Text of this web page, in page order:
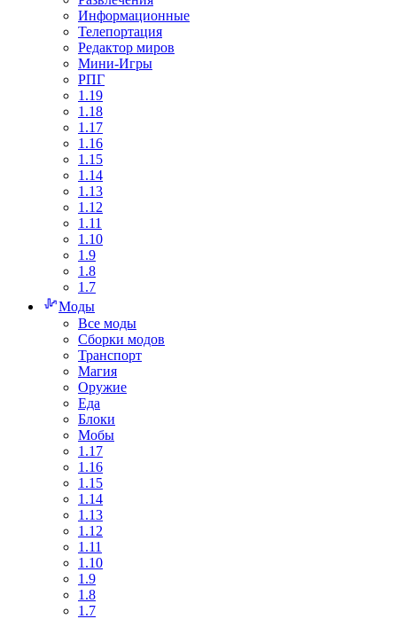
Информационные
Телепортация
Редактор миров
Мини-Игры
РПГ
1.19
1.18
1.17
1.16
1.15
1.14
1.13
1.12
1.11
1.10
1.9
1.8
1.7
Моды
Все моды
Сборки модов
Транспорт
Магия
Оружие
Еда
Блоки
Мобы
1.17
1.16
1.15
1.14
1.13
1.12
1.11
1.10
1.9
1.8
1.7